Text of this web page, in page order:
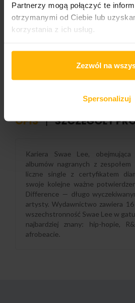
Partnerzy mogą połączyć te
otrzymanymi od Ciebie lub
korzystania z ich usług.
Zezwól na
Spersonalizuj
DODAJ DO KOSZYKA
OPIS SZCZEGÓŁY
Kariera Swae Lee,
albumów nagranych z zespołem
liczne single z certyfikatem
swoje kolejne ważne
Difference — długo
artysty. Wydawnictwo zawiera
wszechstronność Swae Lee w
najbardziej znany: hip-hopie,
afrobeacie.